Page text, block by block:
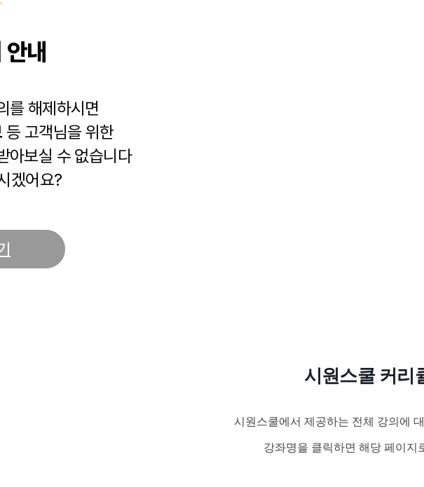
내
를 해제하시면
등 고객님을 위한
아보실 수 없습니다
겠어요?
시원스쿨 커리
시원스쿨에서 제공하는 전체 강의에
강좌명을 클릭하면 해당 페이지